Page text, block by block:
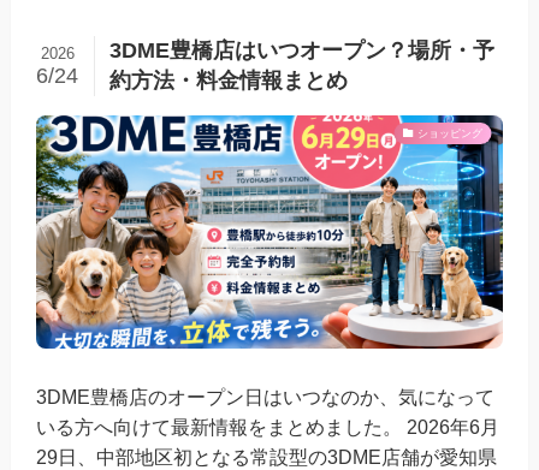
3DME豊橋店はいつオープン？場所・予
約方法・料金情報まとめ
2026
6/24
ショッピング
3DME豊橋店のオープン日はいつなのか、気になって
いる方へ向けて最新情報をまとめました。 2026年6月
29日、中部地区初となる常設型の3DME店舗が愛知県